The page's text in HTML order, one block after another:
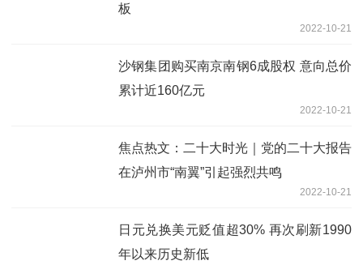
板
2022-10-21
沙钢集团购买南京南钢6成股权 意向总价
累计近160亿元
2022-10-21
焦点热文：二十大时光｜党的二十大报告
在泸州市“南翼”引起强烈共鸣
2022-10-21
日元兑换美元贬值超30% 再次刷新1990
年以来历史新低